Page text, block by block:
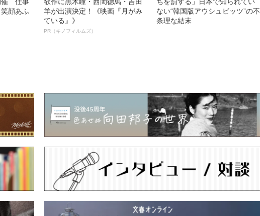
顔あふ
羊が出演決定！《映画『月がみ
ている』》
PR（キノフィルムズ）
ない“韓国版アウシュビッツ”の不
条理な結末